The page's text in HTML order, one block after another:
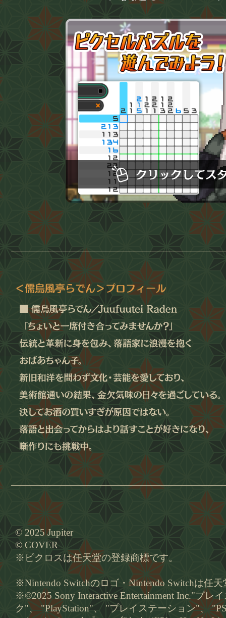
© 2025 Jupiter
© COVER
※ピクロスは任天堂の登録商標です。
※Nintendo Switchのロゴ・Nintendo Switchは任
※©2025 Sony Interactive Entertainment Inc."プレ
ク"、 "PlayStation"、 "プレイステーション"、